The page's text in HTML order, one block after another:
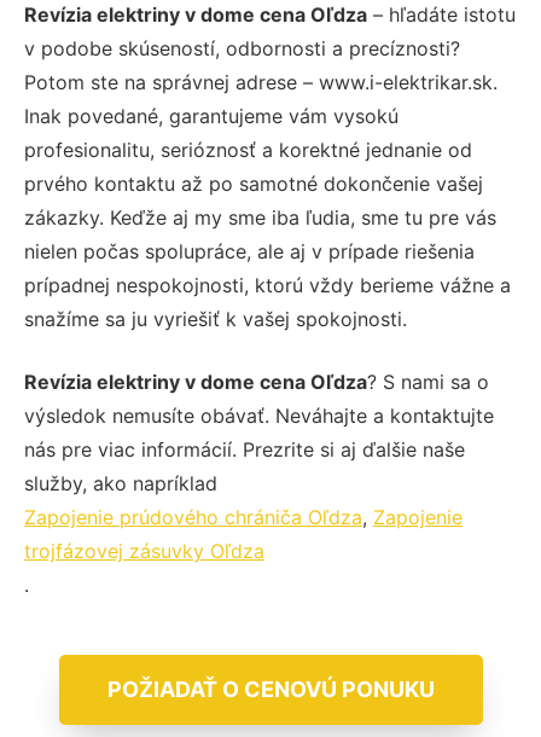
Revízia elektriny v dome cena Oľdza – hľadáte istotu
v podobe skúseností, odbornosti a precíznosti?
Potom ste na správnej adrese – www.i-elektrikar.sk.
Inak povedané, garantujeme vám vysokú
profesionalitu, serióznosť a korektné jednanie od
prvého kontaktu až po samotné dokončenie vašej
zákazky. Keďže aj my sme iba ľudia, sme tu pre vás
nielen počas spolupráce, ale aj v prípade riešenia
prípadnej nespokojnosti, ktorú vždy berieme vážne a
snažíme sa ju vyriešiť k vašej spokojnosti.
Revízia elektriny v dome cena Oľdza? S nami sa o
výsledok nemusíte obávať. Neváhajte a kontaktujte
nás pre viac informácií. Prezrite si aj ďalšie naše
služby, ako napríklad
Zapojenie prúdového chrániča Oľdza, Zapojenie
trojfázovej zásuvky Oľdza
.
POŽIADAŤ O CENOVÚ PONUKU